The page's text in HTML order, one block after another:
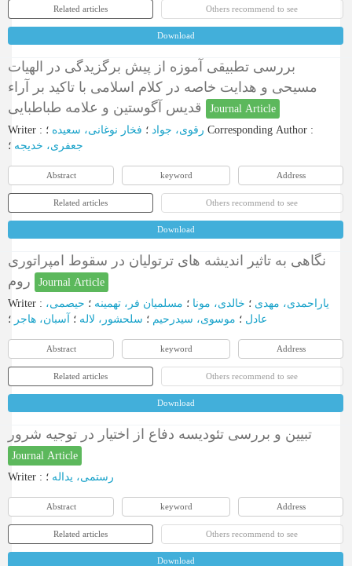
Related articles Others recommend to see
Download
بررسی تطبیقی آموزه از پیش برگزیدگی در الهیات
مسیحی و هدایت خاصه در کلام اسلامی با تاکید بر آراء
Journal Article
Writer : رقوی، جواد ؛ فخار نوغانی، سعیده Corresponding Author :
جعفری، خدیجه ؛
Abstract keyword Address
Related articles Others recommend to see
Download
نگاهی به تاثیر اندیشه های ترتولیان در سقوط امپراتوری
Journal Article
Writer : یاراحمدی، مهدی ؛ خالدی، مونا ؛ مسلمیان فر، تهمینه ؛ حیصمی،
عادل ؛ موسوی، سیدرحیم ؛ سلحشور، لاله ؛ آسبان، هاجر ؛
Abstract keyword Address
Related articles Others recommend to see
Download
تبیین و بررسی تئودیسه‌ دفاع از اختیار در توجیه شرور
Journal Article
Writer : رستمی، یداله ؛
Abstract keyword Address
Related articles Others recommend to see
Download